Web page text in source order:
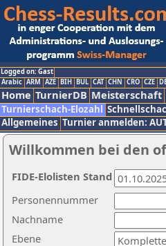
Logged on: Gast
Arabic ARM AZE BIH BUL CAT CHN CRO CZE
Home TurnierDB Meisterschaft
Turnierschach-Elozahl
Allgemeines Turnier anmelden:
Willkommen bei den
Nachname
Ebene
Personennummer
FIDE-Elolisten Stand